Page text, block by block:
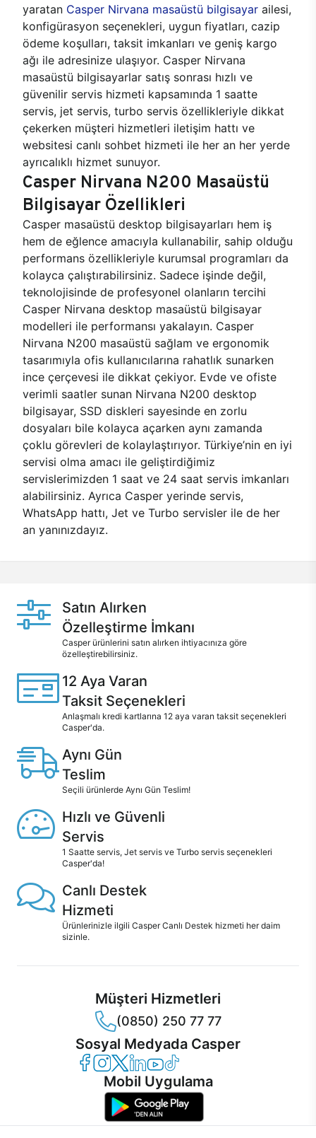
yaratan Casper Nirvana masaüstü bilgisayar ailesi,
konfigürasyon seçenekleri, uygun fiyatları, cazip
ödeme koşulları, taksit imkanları ve geniş kargo
ağı ile adresinize ulaşıyor. Casper Nirvana
masaüstü bilgisayarlar satış sonrası hızlı ve
güvenilir servis hizmeti kapsamında 1 saatte
servis, jet servis, turbo servis özellikleriyle dikkat
çekerken müşteri hizmetleri iletişim hattı ve
websitesi canlı sohbet hizmeti ile her an her yerde
ayrıcalıklı hizmet sunuyor.
Casper Nirvana N200 Masaüstü
Bilgisayar Özellikleri
Casper masaüstü desktop bilgisayarları hem iş
hem de eğlence amacıyla kullanabilir, sahip olduğu
performans özellikleriyle kurumsal programları da
kolayca çalıştırabilirsiniz. Sadece işinde değil,
teknolojisinde de profesyonel olanların tercihi
Casper Nirvana desktop masaüstü bilgisayar
modelleri ile performansı yakalayın. Casper
Nirvana N200 masaüstü sağlam ve ergonomik
tasarımıyla ofis kullanıcılarına rahatlık sunarken
ince çerçevesi ile dikkat çekiyor. Evde ve ofiste
verimli saatler sunan Nirvana N200 desktop
bilgisayar, SSD diskleri sayesinde en zorlu
dosyaları bile kolayca açarken aynı zamanda
çoklu görevleri de kolaylaştırıyor. Türkiye’nin en iyi
servisi olma amacı ile geliştirdiğimiz
servislerimizden 1 saat ve 24 saat servis imkanları
alabilirsiniz. Ayrıca Casper yerinde servis,
WhatsApp hattı, Jet ve Turbo servisler ile de her
an yanınızdayız.
Satın Alırken
Özelleştirme İmkanı
Casper ürünlerini satın alırken ihtiyacınıza göre
özelleştirebilirsiniz.
12 Aya Varan
Taksit Seçenekleri
Anlaşmalı kredi kartlarına 12 aya varan taksit seçenekleri
Casper'da.
Aynı Gün
Teslim
Seçili ürünlerde Aynı Gün Teslim!
Hızlı ve Güvenli
Servis
1 Saatte servis, Jet servis ve Turbo servis seçenekleri
Casper'da!
Canlı Destek
Hizmeti
Ürünlerinizle ilgili Casper Canlı Destek hizmeti her daim
sizinle.
Müşteri Hizmetleri
(0850) 250 77 77
Sosyal Medyada Casper
Casper Facebook
Casper Instagram
Casper Twitter
Casper LinkedIn
Casper YouTube
Casper TikTok
Mobil Uygulama